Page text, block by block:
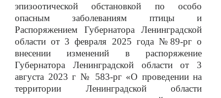
эпизоотической обстановкой по особо
опасным заболеваниям птицы и
Распоряжением Губернатора Ленинградской
области от 3 февраля 2025 года №89-рг о
внесении изменений в распоряжение
Губернатора Ленинградской области от 3
августа 2023 г № 583-рг «О проведении на
территории Ленинградской области